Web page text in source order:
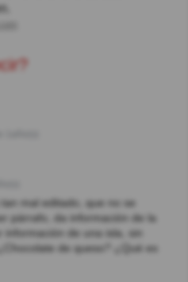
tan mal editado, que no se
párrafo, da información de la
información de una isla, sin
de queso? ¿Qué es